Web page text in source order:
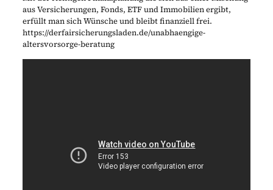
aus Versicherungen, Fonds, ETF und Immobilien ergibt,
erfüllt man sich Wünsche und bleibt finanziell frei.
https://derfairsicherungsladen.de/unabhaengige-
altersvorsorge-beratung